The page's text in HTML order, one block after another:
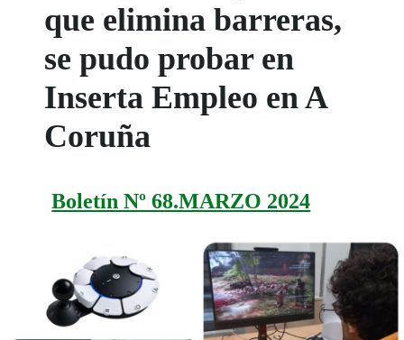
que elimina barreras,
se pudo probar en
Inserta Empleo en A
Coruña
Boletín Nº 68.MARZO 2024